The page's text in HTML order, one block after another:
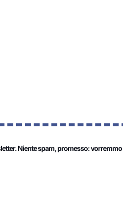
Niente spam, promesso: